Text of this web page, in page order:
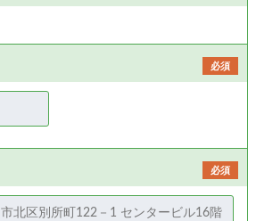
必須
必須